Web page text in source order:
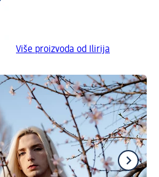
Više proizvoda od Ilirija